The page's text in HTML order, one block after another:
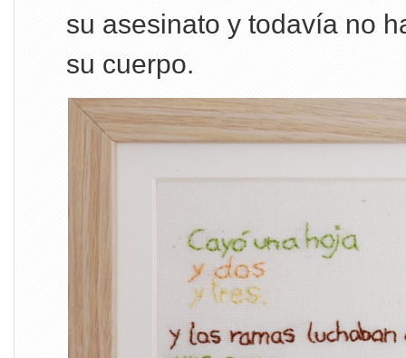
su asesinato y todavía no
su cuerpo.